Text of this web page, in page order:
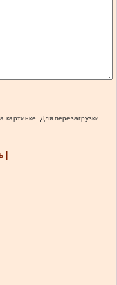
Для перезагрузки
|